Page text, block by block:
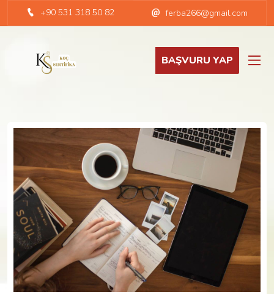
+90 531 318 50 82 ferba266@gmail.com
BAŞVURU YAP